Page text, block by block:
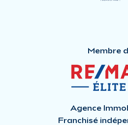
Membre
Agence
Franchisé